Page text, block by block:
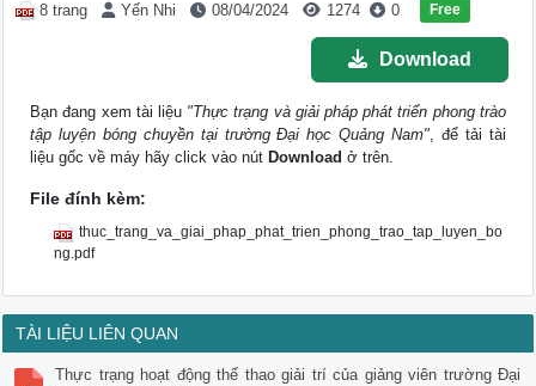
8 trang Yến Nhi 08/04/2024 1274 0 Free
Download
Bạn đang xem tài liệu "Thực trạng và giải pháp phát triển phong trào
tập luyện bóng chuyền tại trường Đại học Quảng Nam", để tải tài
liệu gốc về máy hãy click vào nút Download ở trên.
File đính kèm:
thuc_trang_va_giai_phap_phat_trien_phong_trao_tap_luyen_bo
ng.pdf
TÀI LIỆU LIÊN QUAN
Thực trạng hoạt động thể thao giải trí của giảng viên trường Đại